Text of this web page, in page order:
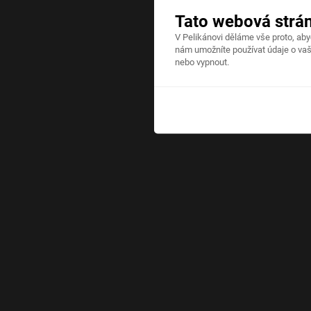
Tato webová
V Pelikánovi děláme vše proto,
nám umožníte používat údaje o
nebo vypnout.